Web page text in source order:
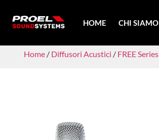
HOME CHI SIAMO
Home / Diffusori Acustici / FREE Series